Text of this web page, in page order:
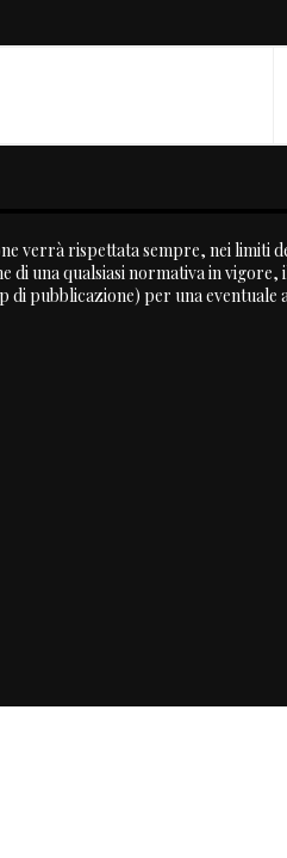
verrà rispettata sempre, nei limiti
di una qualsiasi normativa in
pubblicazione) per una eventuale